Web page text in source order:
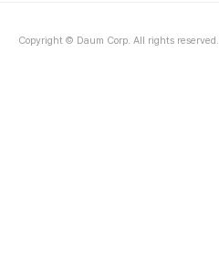
Copyright © Daum Corp. All rights reserved.